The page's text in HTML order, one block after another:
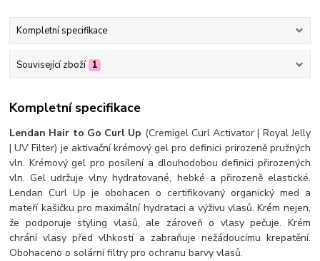
Kompletní specifikace
Související zboží 1
Kompletní specifikace
Lendan Hair to Go Curl Up (Cremigel Curl Activator | Royal Jelly
| UV Filter) je aktivační krémový gel pro definici prirozeně pružných
vln. Krémový gel pro posílení a dlouhodobou definici přirozených
vln. Gel udržuje vlny hydratované, hebké a přirozeně elastické.
Lendan Curl Up je obohacen o certifikovaný organický med a
mateří kašičku pro maximální hydrataci a výživu vlasů. Krém nejen,
že podporuje styling vlasů, ale zároveň o vlasy pečuje. Krém
chrání vlasy před vlhkostí a zabraňuje nežádoucímu krepatění.
Obohaceno o solární filtry pro ochranu barvy vlasů.